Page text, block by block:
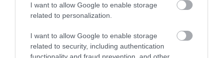
I want to allow Google to enable storage
related to personalization.
I want to allow Google to enable storage
related to security, including authentication
functionality and fraud prevention, and other